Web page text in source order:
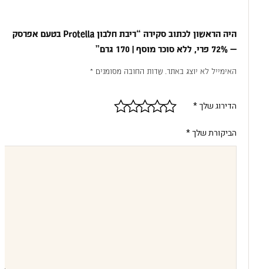
היה הראשון לכתוב סקירה “ריבת חלבון Protella בטעם אפרסק
— 72% פרי, ללא סוכר מוסף | 170 גרם”
האימייל לא יוצג באתר. שדות החובה מסומנים *
הדירוג שלך*
הביקורת שלך*